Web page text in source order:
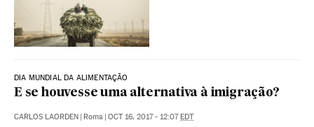
DIA MUNDIAL DA ALIMENTAÇÃO
E se houvesse uma alternativa à imigração?
CARLOS LAORDEN Roma OCT 16, 2017 - 12:07 EDT